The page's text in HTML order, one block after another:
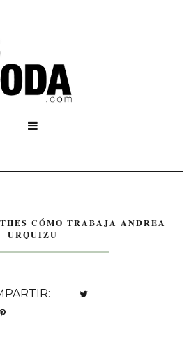

CÓMO TRABAJA ANDREA
URQUIZU